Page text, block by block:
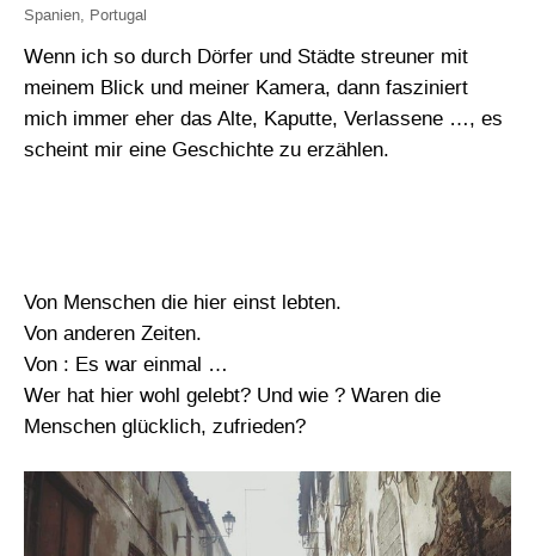
Spanien, Portugal
Wenn ich so durch Dörfer und Städte streuner mit
meinem Blick und meiner Kamera, dann fasziniert
mich immer eher das Alte, Kaputte, Verlassene …, es
scheint mir eine Geschichte zu erzählen.
Von Menschen die hier einst lebten.
Von anderen Zeiten.
Von : Es war einmal …
Wer hat hier wohl gelebt? Und wie ? Waren die
Menschen glücklich, zufrieden?